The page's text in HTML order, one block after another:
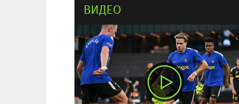
ВИДЕО